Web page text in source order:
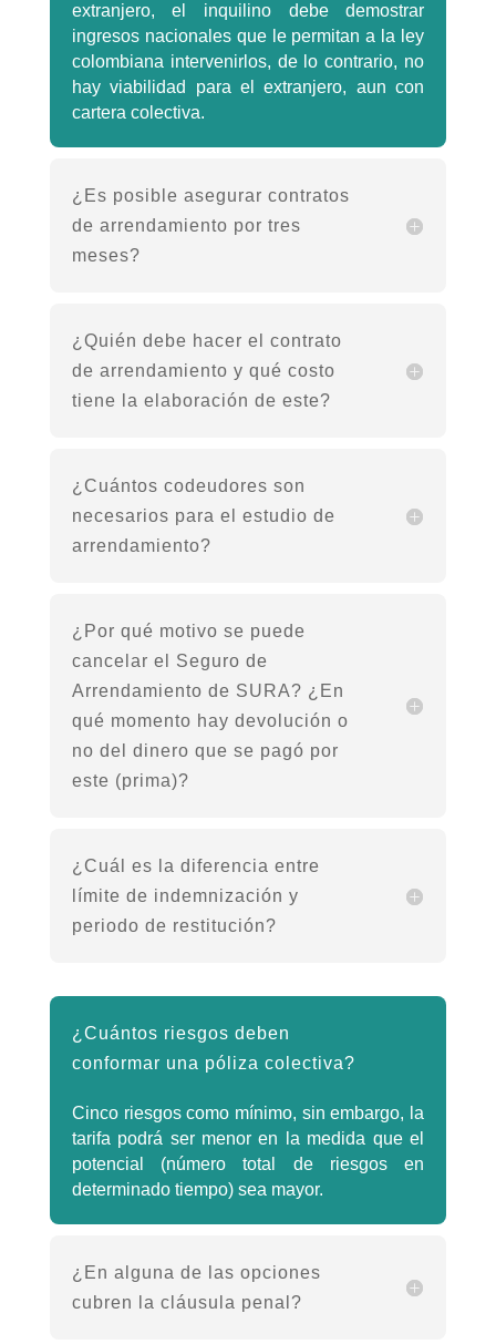
extranjero, el inquilino debe demostrar
ingresos nacionales que le permitan a la ley
colombiana intervenirlos, de lo contrario, no
hay viabilidad para el extranjero, aun con
cartera colectiva.
¿Es posible asegurar contratos
de arrendamiento por tres
meses?
¿Quién debe hacer el contrato
de arrendamiento y qué costo
tiene la elaboración de este?
¿Cuántos codeudores son
necesarios para el estudio de
arrendamiento?
¿Por qué motivo se puede
cancelar el Seguro de
Arrendamiento de SURA? ¿En
qué momento hay devolución o
no del dinero que se pagó por
este (prima)?
¿Cuál es la diferencia entre
límite de indemnización y
periodo de restitución?
¿Cuántos riesgos deben
conformar una póliza colectiva?
Cinco riesgos como mínimo, sin embargo, la
tarifa podrá ser menor en la medida que el
potencial (número total de riesgos en
determinado tiempo) sea mayor.
¿En alguna de las opciones
cubren la cláusula penal?